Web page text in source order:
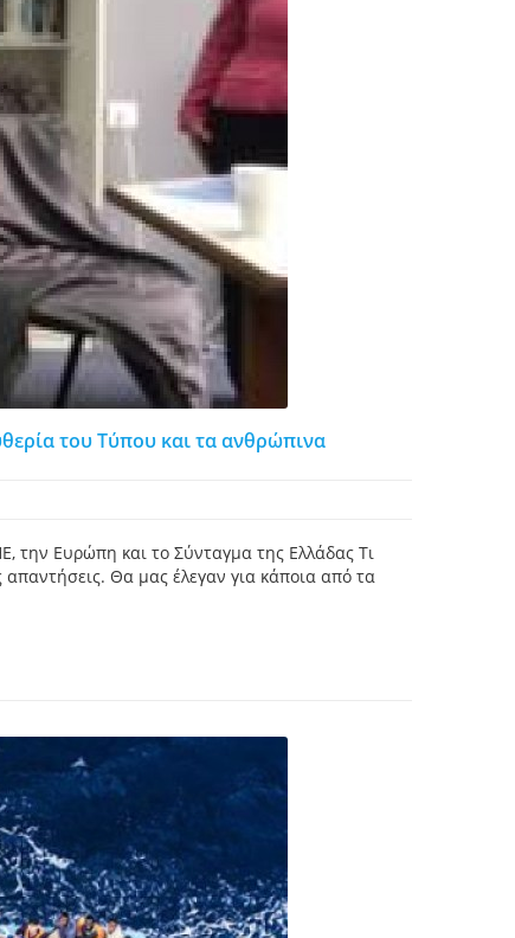
του Τύπου και τα ανθρώπινα
την Ευρώπη και το Σύνταγμα της Ελλάδας Τι
Θα μας έλεγαν για κάποια από τα